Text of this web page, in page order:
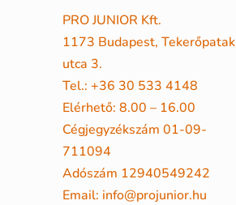
PRO JUNIOR Kft.
1173 Budapest, Tekerőpatak
utca 3.
Tel.: +36 30 533 4148
Elérhető: 8.00 – 16.00
Cégjegyzékszám 01-09-
711094
Adószám 12940549242
Email: info@projunior.hu